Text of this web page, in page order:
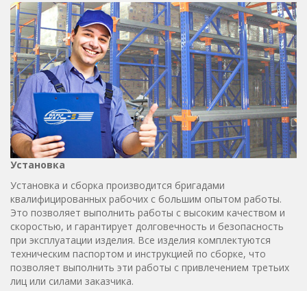
Установка
Установка и сборка производится бригадами
квалифицированных рабочих с большим опытом работы.
Это позволяет выполнить работы с высоким качеством и
скоростью, и гарантирует долговечность и безопасность
при эксплуатации изделия. Все изделия комплектуются
техническим паспортом и инструкцией по сборке, что
позволяет выполнить эти работы с привлечением третьих
лиц или силами заказчика.